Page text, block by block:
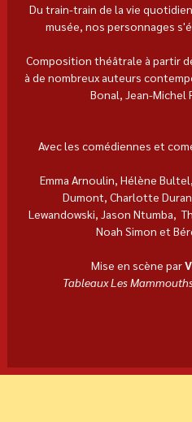
Du train-train de la vie
musée, nos personnages
Composition théâtrale à partir
à de nombreux auteurs
Bonal, Jean-Michel
Avec les comédiennes et
Emma Arnoulin, Hélène
Dumont, Charlotte
Lewandowski, Jason Ntumba,
Noah Simon et
Mise en scène par
Tableaux Les